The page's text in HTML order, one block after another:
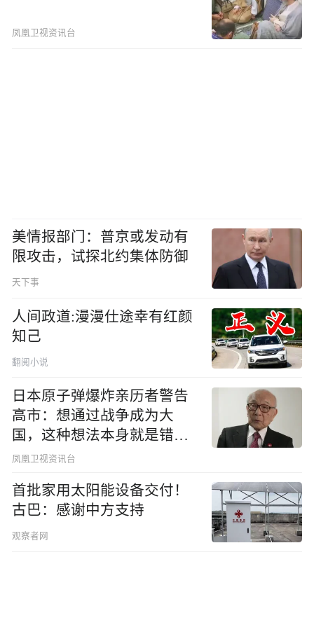
凤凰卫视资讯台
美情报部门：普京或发动有
限攻击，试探北约集体防御
天下事
人间政道:漫漫仕途幸有红颜
知己
翻阅小说
日本原子弹爆炸亲历者警告
高市：想通过战争成为大
国，这种想法本身就是错误
的
凤凰卫视资讯台
首批家用太阳能设备交付！
古巴：感谢中方支持
观察者网